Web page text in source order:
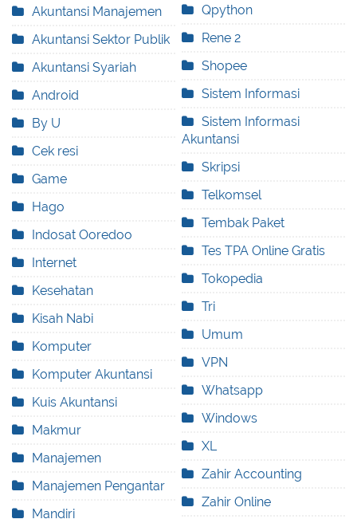
Akuntansi Manajemen
Akuntansi Sektor Publik
Akuntansi Syariah
Android
By U
Cek resi
Game
Hago
Indosat Ooredoo
Internet
Kesehatan
Kisah Nabi
Komputer
Komputer Akuntansi
Kuis Akuntansi
Makmur
Manajemen
Manajemen Pengantar
Mandiri
Qpython
Rene 2
Shopee
Sistem Informasi
Sistem Informasi
Akuntansi
Skripsi
Telkomsel
Tembak Paket
Tes TPA Online Gratis
Tokopedia
Tri
Umum
VPN
Whatsapp
Windows
XL
Zahir Accounting
Zahir Online